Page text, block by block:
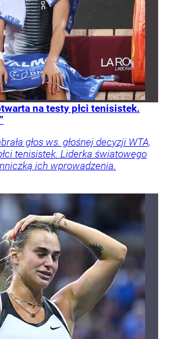
na testy płci tenisistek.
głos ws. głośnej decyzji WTA,
tenisistek. Liderka światowego
ich wprowadzenia.